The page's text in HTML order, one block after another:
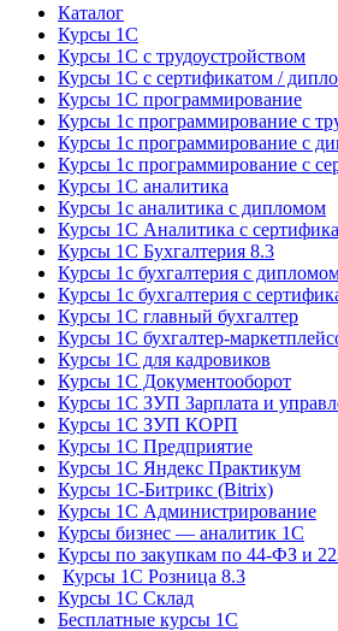
Каталог
Курсы 1С
Курсы 1С с трудоустройством
Курсы 1С с сертификатом /
Курсы 1С программирование
Курсы 1с программирование с
Курсы 1с программирование с
Курсы 1с программирование с
Курсы 1С аналитика
Курсы 1с аналитика с дипломом
Курсы 1С Аналитика с
Курсы 1С Бухгалтерия 8.3
Курсы 1с бухгалтерия с
Курсы 1с бухгалтерия с
Курсы 1С главный бухгалтер
Курсы 1С бухгалтер-
Курсы 1С для кадровиков
Курсы 1С Документооборот
Курсы 1С ЗУП Зарплата и
Курсы 1С ЗУП КОРП
Курсы 1С Предприятие
Курсы 1С Яндекс Практикум
Курсы 1С-Битрикс (Bitrix)
Курсы 1С Администрирование
Курсы бизнес — аналитик 1С
Курсы по закупкам по 44‑ФЗ и
Курсы 1С Розница 8.3
Курсы 1С Склад
Бесплатные курсы 1С